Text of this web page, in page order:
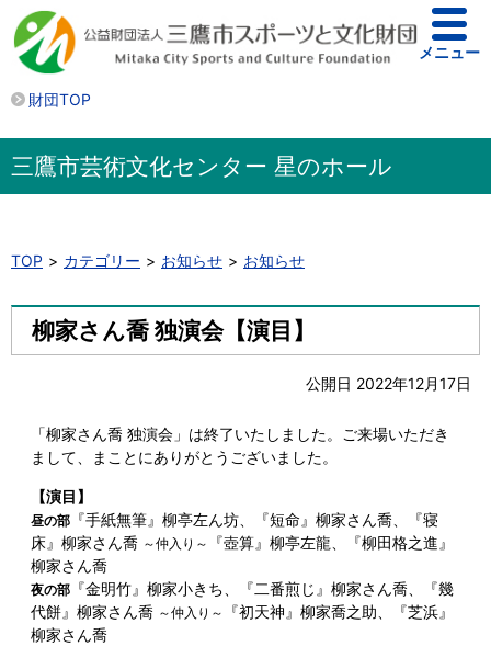
財団TOP
メニュー
三鷹市芸術文化センター 星のホール
TOP カテゴリー お知らせ お知らせ
柳家さん喬 独演会【演目】
公開日 2022年12月17日
「柳家さん喬 独演会」は終了いたしました。ご来場いただき
まして、まことにありがとうございました。
【演目】
昼の部 『手紙無筆』柳亭左ん坊、『短命』柳家さん喬、『寝
床』柳家さん喬 ～仲入り～
『壺算』柳亭左龍、『柳田格之進』
柳家さん喬
夜の部 『金明竹』柳家小きち、『二番煎じ』柳家さん喬、『幾
代餅』柳家さん喬 ～仲入り～
『初天神』柳家喬之助、『芝浜』
柳家さん喬